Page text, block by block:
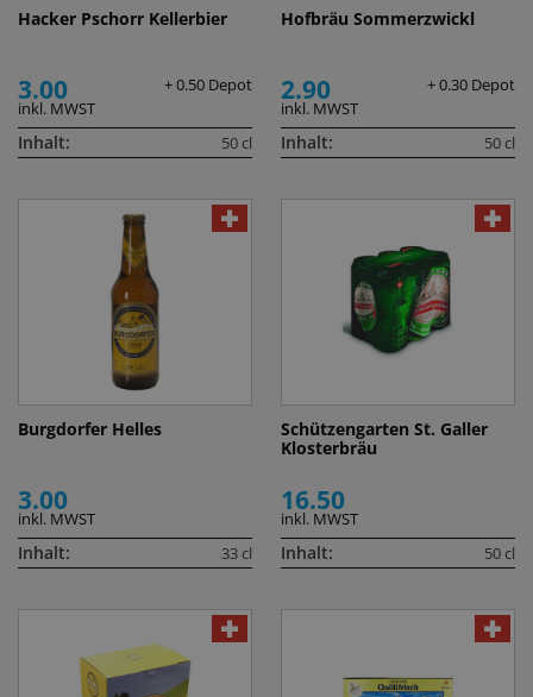
Hacker Pschorr Kellerbier
3.00
+ 0.50 Depot
inkl. MWST
Inhalt: 50 cl
Hofbräu Sommerzwickl
2.90
+ 0.30 Depot
inkl. MWST
Inhalt: 50 cl
Burgdorfer Helles
3.00
inkl. MWST
Inhalt: 33 cl
Schützengarten St. Galler
Klosterbräu
16.50
inkl. MWST
Inhalt: 50 cl